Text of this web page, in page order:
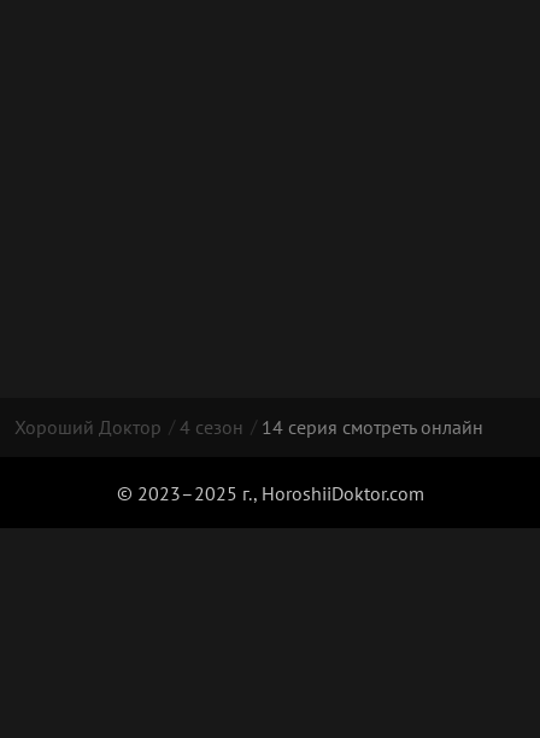
Хороший Доктор 4 сезон 14 серия смотреть онлайн
© 2023–2025 г., HoroshiiDoktor.com